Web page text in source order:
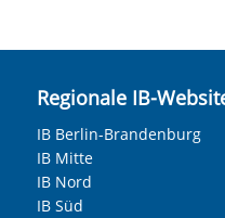
Regionale IB-
IB Berlin-Brandenburg
IB Mitte
IB Nord
IB Süd